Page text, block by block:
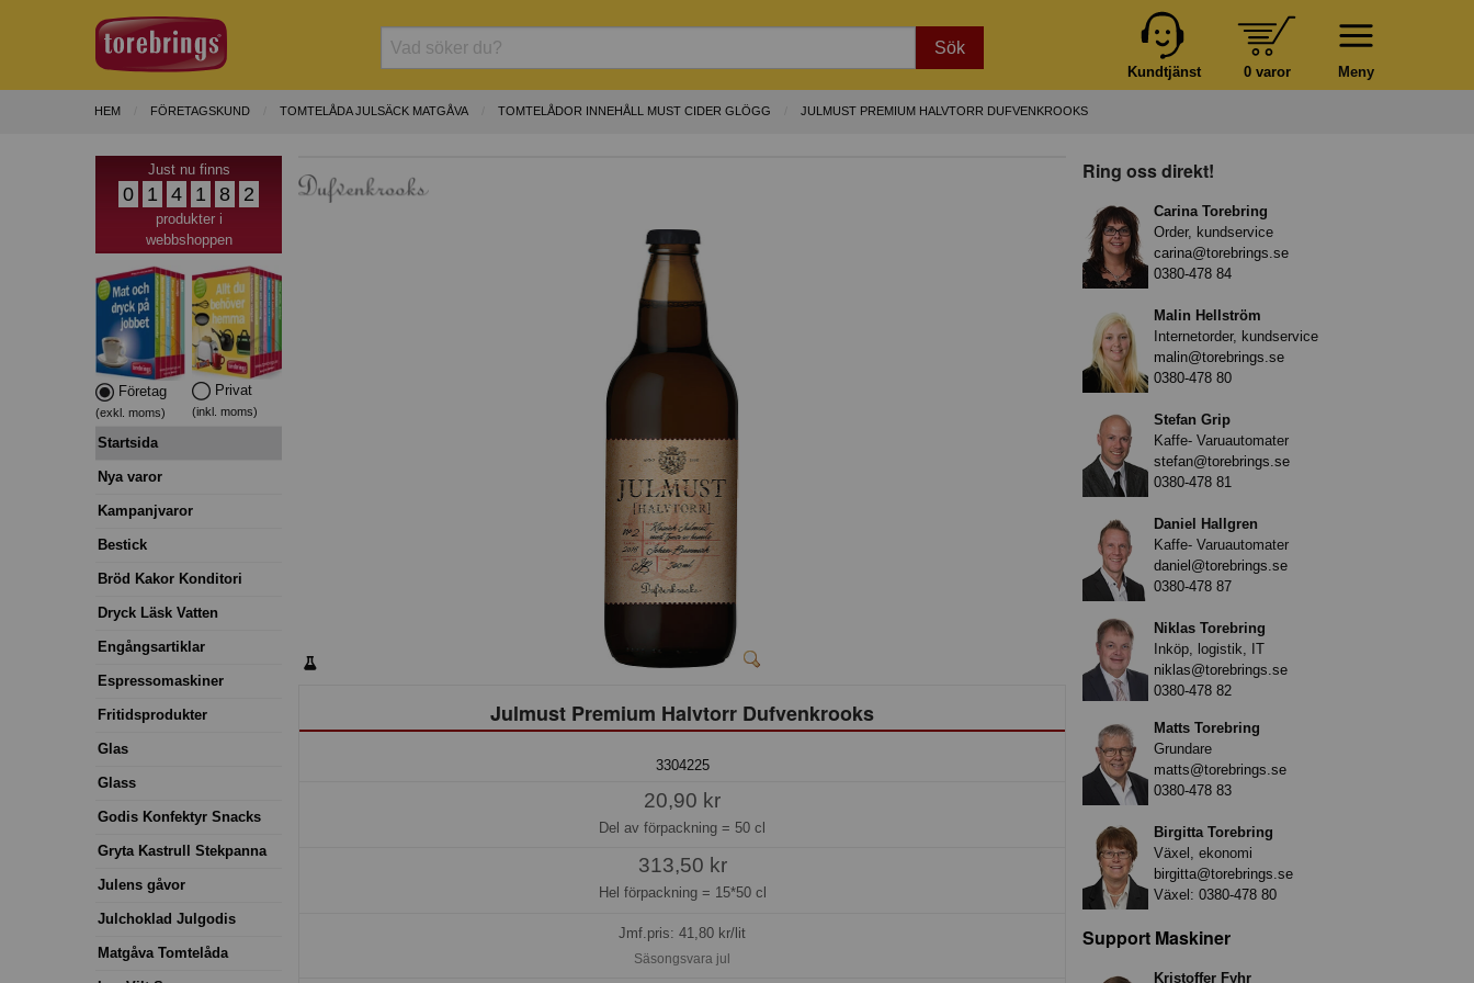
Sök
Meny
0 varor
Kundtjänst
HEM FÖRETAGSKUND TOMTELÅDA JULSÄCK MATGÅVA TOMTELÅDOR INNEHÅLL MUST CIDER GLÖGG JULMUST PREMIUM HALVTORR DUFVENKROOKS
Just nu finns
0 1 4 1 8 2
produkter i
webbshoppen
Företag
(exkl. moms)
Privat
(inkl. moms)
Startsida
Nya varor
Kampanjvaror
Bestick
Bröd Kakor Konditori
Dryck Läsk Vatten
Engångsartiklar
Espressomaskiner
Fritidsprodukter
Glas
Glass
Godis Konfektyr Snacks
Gryta Kastrull Stekpanna
Julens gåvor
Julchoklad Julgodis
Matgåva Tomtelåda
Julmust Premium Halvtorr Dufvenkrooks
3304225
20,90 kr
Del av förpackning = 50 cl
313,50 kr
Hel förpackning = 15*50 cl
Jmf.pris: 41,80 kr/lit
Säsongsvara jul
Ring oss direkt!
Carina Torebring
Order, kundservice
carina@torebrings.se
0380-478 84
Malin Hellström
Internetorder, kundservice
malin@torebrings.se
0380-478 80
Stefan Grip
Kaffe- Varuautomater
stefan@torebrings.se
0380-478 81
Daniel Hallgren
Kaffe- Varuautomater
daniel@torebrings.se
0380-478 87
Niklas Torebring
Inköp, logistik, IT
niklas@torebrings.se
0380-478 82
Matts Torebring
Grundare
matts@torebrings.se
0380-478 83
Birgitta Torebring
Växel, ekonomi
birgitta@torebrings.se
Växel: 0380-478 80
Support Maskiner
Kristoffer Fyhr